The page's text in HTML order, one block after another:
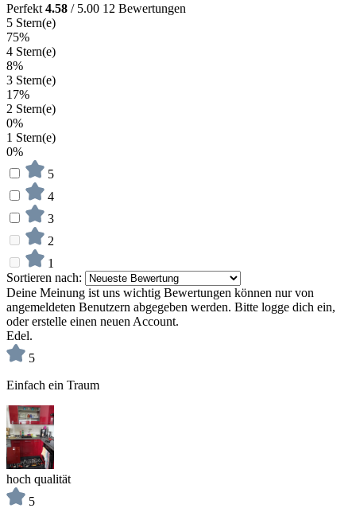
Perfekt 4.58 / 5.00 12 Bewertungen
5 Stern(e)
75%
4 Stern(e)
8%
3 Stern(e)
17%
2 Stern(e)
0%
1 Stern(e)
0%
5
4
3
2
1
Sortieren nach:
Deine Meinung ist uns wichtig Bewertungen können nur von
angemeldeten Benutzern abgegeben werden. Bitte logge dich ein,
oder erstelle einen neuen Account.
Edel.
5
Einfach ein Traum
hoch qualität
5